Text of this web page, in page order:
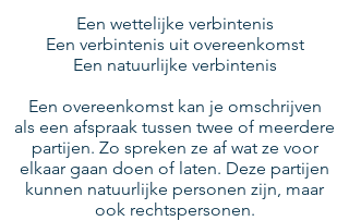
Een wettelijke verbintenis
Een verbintenis uit overeenkomst
Een natuurlijke verbintenis
Een overeenkomst kan je omschrijven
als een afspraak tussen twee of meerdere
partijen. Zo spreken ze af wat ze voor
elkaar gaan doen of laten. Deze partijen
kunnen natuurlijke personen zijn, maar
ook rechtspersonen.